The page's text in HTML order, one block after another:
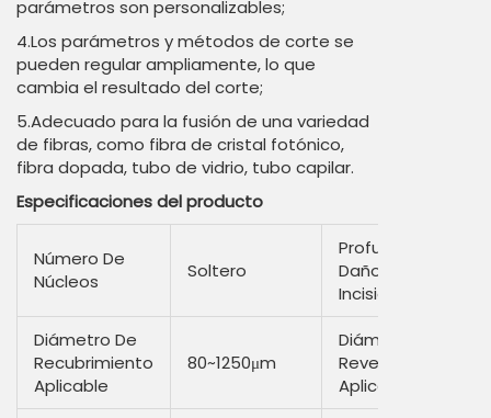
parámetros son personalizables;
4.Los parámetros y métodos de corte se
pueden regular ampliamente, lo que
cambia el resultado del corte;
5.Adecuado para la fusión de una variedad
de fibras, como fibra de cristal fotónico,
fibra dopada, tubo de vidrio, tubo capilar.
Especificaciones del producto
Número De
Núcleos
Soltero
Profundidad Del
Daño De La
Incisión
Diámetro De
Recubrimiento
Aplicable
80~1250μm
Diámetro De
Revestimiento
Aplicable